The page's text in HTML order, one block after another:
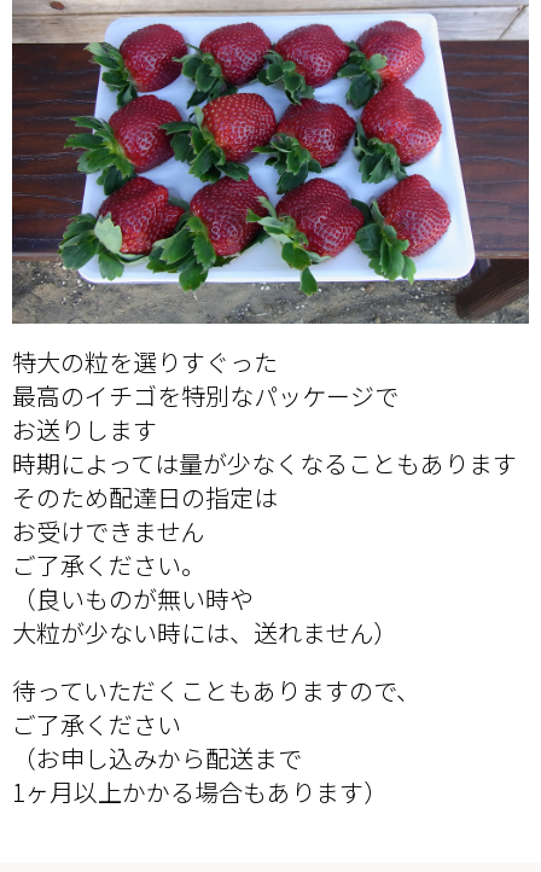
特大の粒を選りすぐった
最高のイチゴを特別なパッケージで
お送りします
時期によっては量が少なくなることもあります
そのため配達日の指定は
お受けできません
ご了承ください。
（良いものが無い時や
大粒が少ない時には、送れません）
待っていただくこともありますので、
ご了承ください
（お申し込みから配送まで
1ヶ月以上かかる場合もあります）